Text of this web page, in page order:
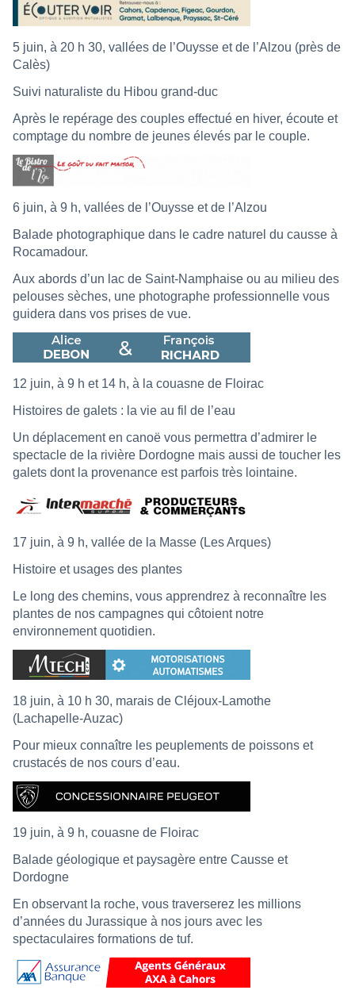
5 juin, à 20 h 30, vallées de l’Ouysse et de l’Alzou (près de
Calès)
Suivi naturaliste du Hibou grand-duc
Après le repérage des couples effectué en hiver, écoute et
comptage du nombre de jeunes élevés par le couple.
6 juin, à 9 h, vallées de l’Ouysse et de l’Alzou
Balade photographique dans le cadre naturel du causse à
Rocamadour.
Aux abords d’un lac de Saint-Namphaise ou au milieu des
pelouses sèches, une photographe professionnelle vous
guidera dans vos prises de vue.
12 juin, à 9 h et 14 h, à la couasne de Floirac
Histoires de galets : la vie au fil de l’eau
Un déplacement en canoë vous permettra d’admirer le
spectacle de la rivière Dordogne mais aussi de toucher les
galets dont la provenance est parfois très lointaine.
17 juin, à 9 h, vallée de la Masse (Les Arques)
Histoire et usages des plantes
Le long des chemins, vous apprendrez à reconnaître les
plantes de nos campagnes qui côtoient notre
environnement quotidien.
18 juin, à 10 h 30, marais de Cléjoux-Lamothe
(Lachapelle-Auzac)
Pour mieux connaître les peuplements de poissons et
crustacés de nos cours d’eau.
19 juin, à 9 h, couasne de Floirac
Balade géologique et paysagère entre Causse et
Dordogne
En observant la roche, vous traverserez les millions
d’années du Jurassique à nos jours avec les
spectaculaires formations de tuf.